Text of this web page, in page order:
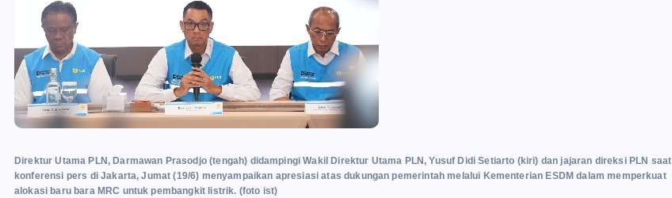
Direktur Utama PLN, Darmawan Prasodjo (tengah) didampingi Wakil Direktur Utama PLN, Yusuf Didi Setiarto (kiri) dan jajaran direksi PLN saat
konferensi pers di Jakarta, Jumat (19/6) menyampaikan apresiasi atas dukungan pemerintah melalui Kementerian ESDM dalam memperkuat
alokasi baru bara MRC untuk pembangkit listrik. (foto ist)